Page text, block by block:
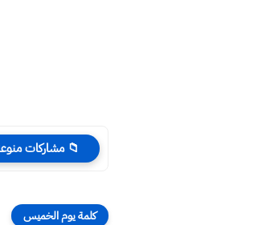
📁 مشاركات
كلمة يوم الخميس